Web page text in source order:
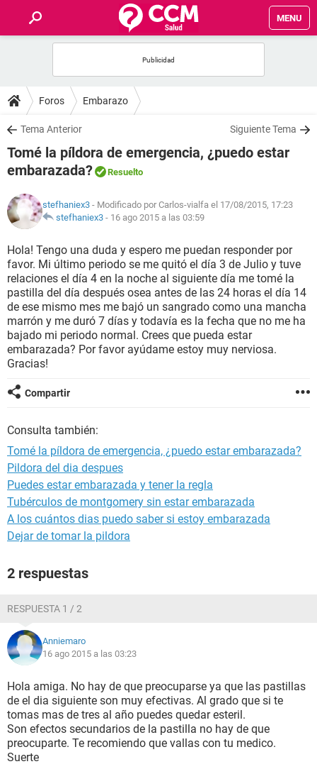
MENU
FOROS
SALUD
FAMILIA
NUTRICIÓN
SEXUALIDAD
GLOSARIO
Foros Embarazo
Tema Anterior Siguiente Tema
Tomé la píldora de emergencia, ¿puedo estar
embarazada?
Resuelto
stefhaniex3 - Modificado por Carlos-vialfa el 17/08/2015, 17:23
stefhaniex3 - 16 ago 2015 a las 03:59
Hola! Tengo una duda y espero me puedan responder por
favor. Mi último periodo se me quitó el día 3 de Julio y tuve
relaciones el día 4 en la noche al siguiente día me tomé la
pastilla del día después osea antes de las 24 horas el día 14
de ese mismo mes me bajó un sangrado como una mancha
marrón y me duró 7 días y todavía es la fecha que no me ha
bajado mi periodo normal. Crees que pueda estar
embarazada? Por favor ayúdame estoy muy nerviosa.
Gracias!
Compartir
Consulta también:
Tomé la píldora de emergencia, ¿puedo estar embarazada?
Pildora del dia despues
Puedes estar embarazada y tener la regla
Tubérculos de montgomery sin estar embarazada
A los cuántos dias puedo saber si estoy embarazada
Dejar de tomar la pildora
2 respuestas
RESPUESTA 1 / 2
Anniemaro
16 ago 2015 a las 03:23
Hola amiga. No hay de que preocuparse ya que las pastillas
de el dia siguiente son muy efectivas. Al grado que si te
tomas mas de tres al año puedes quedar esteril.
Son efectos secundarios de la pastilla no hay de que
preocuparte. Te recomiendo que vallas con tu medico.
Suerte